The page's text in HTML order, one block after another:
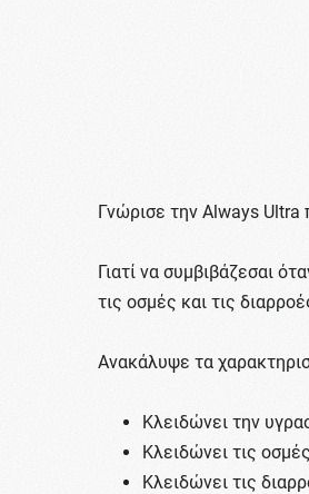
Γνώρισε την Always Ultra
Γιατί να συμβιβάζεσαι
τις οσμές και τις
Ανακάλυψε τα
Κλειδώνει την
Κλειδώνει τις
Κλειδώνει τις